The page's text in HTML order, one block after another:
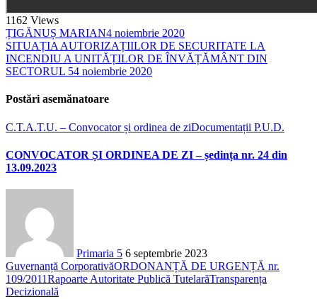
1162 Views
ȚIGĂNUȘ MARIAN4 noiembrie 2020
SITUAȚIA AUTORIZAȚIILOR DE SECURITATE LA
INCENDIU A UNITĂȚILOR DE ÎNVĂȚĂMÂNT DIN
SECTORUL 54 noiembrie 2020
Postări asemănatoare
C.T.A.T.U. – Convocator și ordinea de ziDocumentații P.U.D.
CONVOCATOR ȘI ORDINEA DE ZI – ședința nr. 24 din
13.09.2023
Primaria 5 6 septembrie 2023
Guvernanță CorporativăORDONANȚĂ DE URGENȚĂ nr.
109/2011Rapoarte Autoritate Publică TutelarăTransparența
Decizională